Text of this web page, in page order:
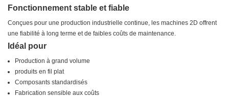
Fonctionnement stable et fiable
Conçues pour une production industrielle continue, les machines 2D offrent
une fiabilité à long terme et de faibles coûts de maintenance.
Idéal pour
Production à grand volume
produits en fil plat
Composants standardisés
Fabrication sensible aux coûts